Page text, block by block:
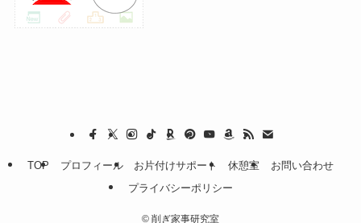
TOP プロフィール お片付けサポート 休憩室
お問い合わせ
プライバシーポリシー
© 削ぎ家事研究室